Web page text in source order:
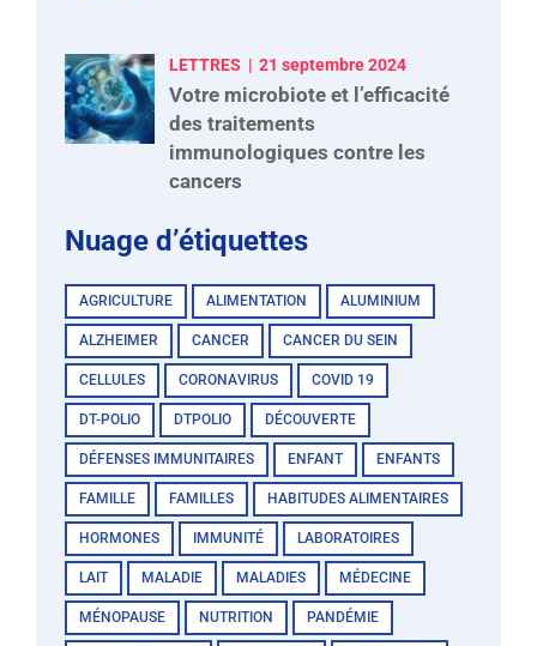
LETTRES 21 septembre 2024
Votre microbiote et l’efficacité
des traitements
immunologiques contre les
cancers
Nuage d’étiquettes
AGRICULTURE ALIMENTATION ALUMINIUM
ALZHEIMER CANCER CANCER DU SEIN
CELLULES CORONAVIRUS COVID 19
DT-POLIO DTPOLIO DÉCOUVERTE
DÉFENSES IMMUNITAIRES ENFANT ENFANTS
FAMILLE FAMILLES HABITUDES ALIMENTAIRES
HORMONES IMMUNITÉ LABORATOIRES
LAIT MALADIE MALADIES MÉDECINE
MÉNOPAUSE NUTRITION PANDÉMIE